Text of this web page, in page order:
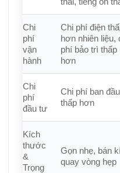
Chi
phí
vận
hành
Chi phí điện
hơn nhiên liệu,
phí bảo trì thấp
hơn
Chi
phí
đầu tư
Chi phí ban đầu
thấp hơn
Kích
thước
&
Trọng
Gọn nhẹ, bán
quay vòng hẹp